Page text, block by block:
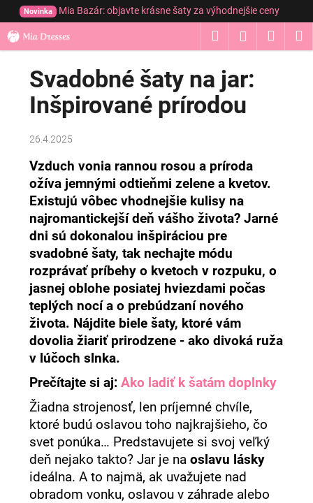
Prejsť
obsah
Novinka Mia Bazár: objavte krásne šaty za výhodnejšie ceny
Hľadať
Svadobné šaty na jar:
Inšpirované prírodou
26.4.2025
Vzduch vonia rannou rosou a príroda
ožíva jemnými odtieňmi zelene a kvetov.
Existujú vôbec vhodnejšie kulisy na
najromantickejší deň vášho života? Jarné
dni sú dokonalou inšpiráciou pre
svadobné šaty, tak nechajte módu
rozprávať príbehy o kvetoch v rozpuku, o
jasnej oblohe posiatej hviezdami počas
teplých nocí a o prebúdzaní nového
života. Nájdite biele šaty, ktoré vám
dovolia žiariť prirodzene - ako divoká ruža
v lúčoch slnka.
Prečítajte si aj:Ako ladiť k šatám doplnky
Žiadna strojenosť, len príjemné chvíle,
ktoré budú oslavou toho najkrajšieho, čo
svet ponúka… Predstavujete si svoj veľký
deň nejako takto? Jar je naoslavu lásky
ideálna. A to najmä, ak uvažujete nad
obradom vonku, oslavou v záhrade alebo
o
Späť
Späť
HĽADAŤ